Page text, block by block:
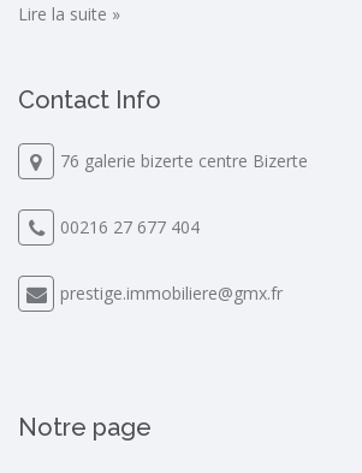
Lire la suite »
Contact Info
76 galerie bizerte centre Bizerte
00216 27 677 404
prestige.immobiliere@gmx.fr
Notre page